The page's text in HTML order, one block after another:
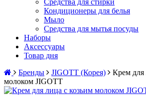
Средства для стирки
Кондиционеры для белья
Мыло
Средства для мытья посуды
Наборы
Аксессуары
Товар дня
Бренды
JIGOTT (Корея)
Крем для
молоком JIGOTT